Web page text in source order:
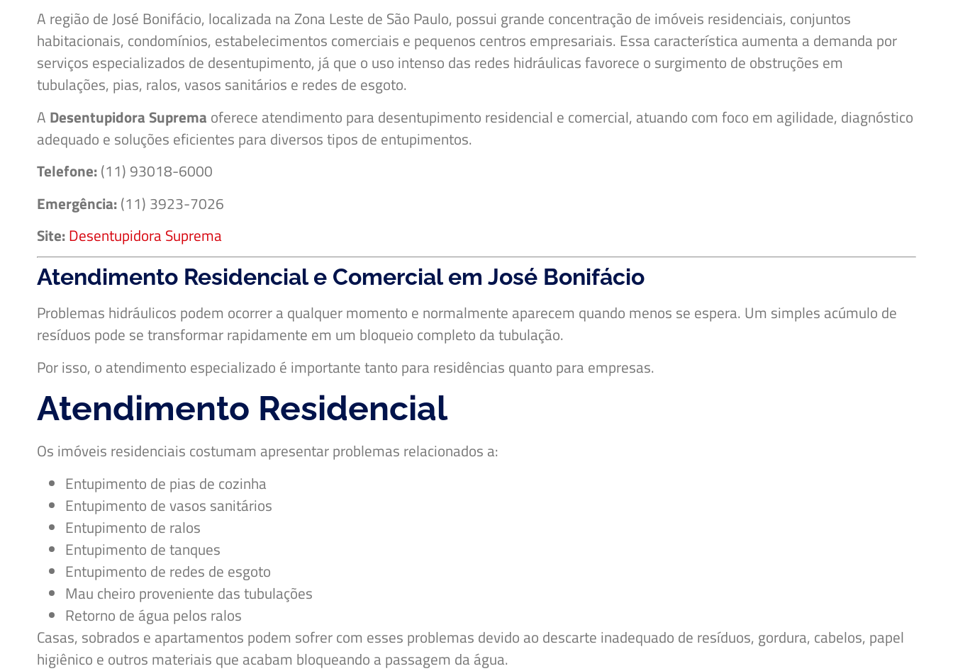
A região de José Bonifácio, localizada na Zona Leste de São Paulo, possui grande concentração de imóveis residenciais, conjuntos
habitacionais, condomínios, estabelecimentos comerciais e pequenos centros empresariais. Essa característica aumenta a demanda por
serviços especializados de desentupimento, já que o uso intenso das redes hidráulicas favorece o surgimento de obstruções em
tubulações, pias, ralos, vasos sanitários e redes de esgoto.
A Desentupidora Suprema oferece atendimento para desentupimento residencial e comercial, atuando com foco em agilidade, diagnóstico
adequado e soluções eficientes para diversos tipos de entupimentos.
Telefone:(11) 93018-6000
Emergência:(11) 3923-7026
Site:Desentupidora Suprema
Atendimento Residencial e Comercial em José Bonifácio
Problemas hidráulicos podem ocorrer a qualquer momento e normalmente aparecem quando menos se espera. Um simples acúmulo de
resíduos pode se transformar rapidamente em um bloqueio completo da tubulação.
Por isso, o atendimento especializado é importante tanto para residências quanto para empresas.
Atendimento Residencial
Os imóveis residenciais costumam apresentar problemas relacionados a:
Entupimento de pias de cozinha
Entupimento de vasos sanitários
Entupimento de ralos
Entupimento de tanques
Entupimento de redes de esgoto
Mau cheiro proveniente das tubulações
Retorno de água pelos ralos
Casas, sobrados e apartamentos podem sofrer com esses problemas devido ao descarte inadequado de resíduos, gordura, cabelos, papel
higiênico e outros materiais que acabam bloqueando a passagem da água.